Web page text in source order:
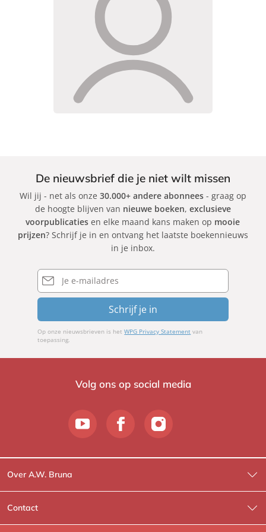
De nieuwsbrief die je niet wilt missen
Wil jij - net als onze 30.000+ andere abonnees- graag op
de hoogte blijven van nieuwe boeken, exclusieve
voorpublicaties en elke maand kans maken op mooie
prijzen? Schrijf je in en ontvang het laatste boekennieuws
in je inbox.
E-
mailadres
Schrijf je in
Op onze nieuwsbrieven is hetWPG Privacy Statement van
toepassing.
Volg ons op social media
Over A.W. Bruna
Wat wij doen
Wie is Wie?
Contact
Contactinformatie